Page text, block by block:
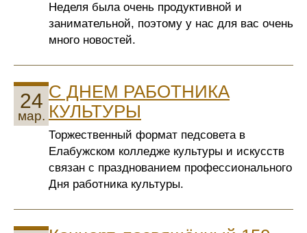
Неделя была очень продуктивной и
занимательной, поэтому у нас для вас очень
много новостей.
24
мар.
С ДНЕМ РАБОТНИКА
КУЛЬТУРЫ
Торжественный формат педсовета в
Елабужском колледже культуры и искусств
связан с празднованием профессионального
Дня работника культуры.